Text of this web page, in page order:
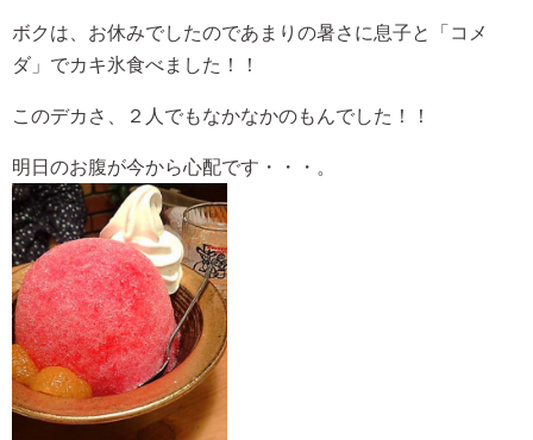
ボクは、お休みでしたのであまりの暑さに息子と「コメ
ダ」でカキ氷食べました！！
このデカさ、２人でもなかなかのもんでした！！
明日のお腹が今から心配です・・・。